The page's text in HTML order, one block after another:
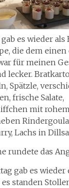
es wieder als
die dem einen
für meinen
lecker.
Spätzle,
frische Salate,
mit
Lachs in
rundete das
gab es wieder
es standen